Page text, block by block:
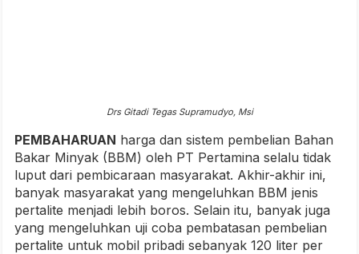
Drs Gitadi Tegas Supramudyo, Msi
PEMBAHARUAN harga dan sistem pembelian Bahan
Bakar Minyak (BBM) oleh PT Pertamina selalu tidak
luput dari pembicaraan masyarakat. Akhir-akhir ini,
banyak masyarakat yang mengeluhkan BBM jenis
pertalite menjadi lebih boros. Selain itu, banyak juga
yang mengeluhkan uji coba pembatasan pembelian
pertalite untuk mobil pribadi sebanyak 120 liter per